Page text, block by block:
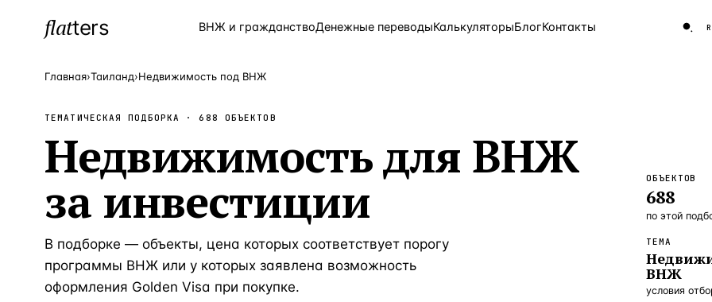
flatters ВНЖ и гражданствоДенежные переводыКалькуляторыБлогКонтакты
—Страна 9 143 объекта
Страна
Испания —Страна
Кипр —Страна 3 906 объектов
Таиланд
Турция
Греция
Главная›Таиланд›Недвижимость под ВНЖ
ТЕМАТИЧЕСКАЯ ПОДБОРКА ·688 ОБЪЕКТОВ
Недвижимость для ВНЖ
за инвестиции
В подборке — объекты, цена которых соответствует порогу
программы ВНЖ или у которых заявлена возможность
оформления Golden Visa при покупке.
ОБЪЕКТОВ
688
по этой
ТЕМА
ВНЖ
условия